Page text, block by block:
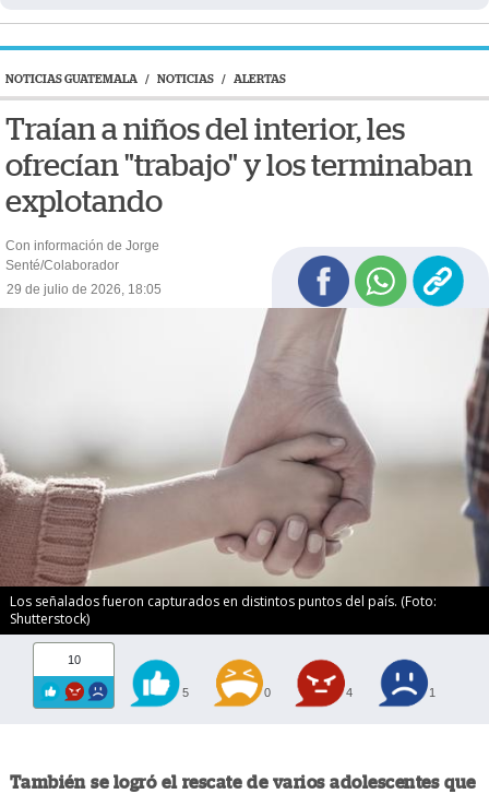
NOTICIAS GUATEMALA / NOTICIAS / ALERTAS
Traían a niños del interior, les
ofrecían "trabajo" y los terminaban
explotando
Con información de Jorge
Senté/Colaborador
29 de julio de 2026, 18:05
Los señalados fueron capturados en distintos puntos del país. (Foto:
Shutterstock)
10
5 0 4 1
También se logró el rescate de varios adolescentes que